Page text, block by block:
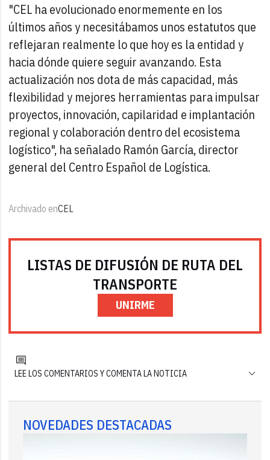
"CEL ha evolucionado enormemente en los
últimos años y necesitábamos unos estatutos que
reflejaran realmente lo que hoy es la entidad y
hacia dónde quiere seguir avanzando. Esta
actualización nos dota de más capacidad, más
flexibilidad y mejores herramientas para impulsar
proyectos, innovación, capilaridad e implantación
regional y colaboración dentro del ecosistema
logístico", ha señalado Ramón García, director
general del Centro Español de Logística.
Archivado enCEL
LISTAS DE DIFUSIÓN DE RUTA DEL
TRANSPORTE
UNIRME
LEE LOS COMENTARIOS Y COMENTA LA NOTICIA
NOVEDADES DESTACADAS